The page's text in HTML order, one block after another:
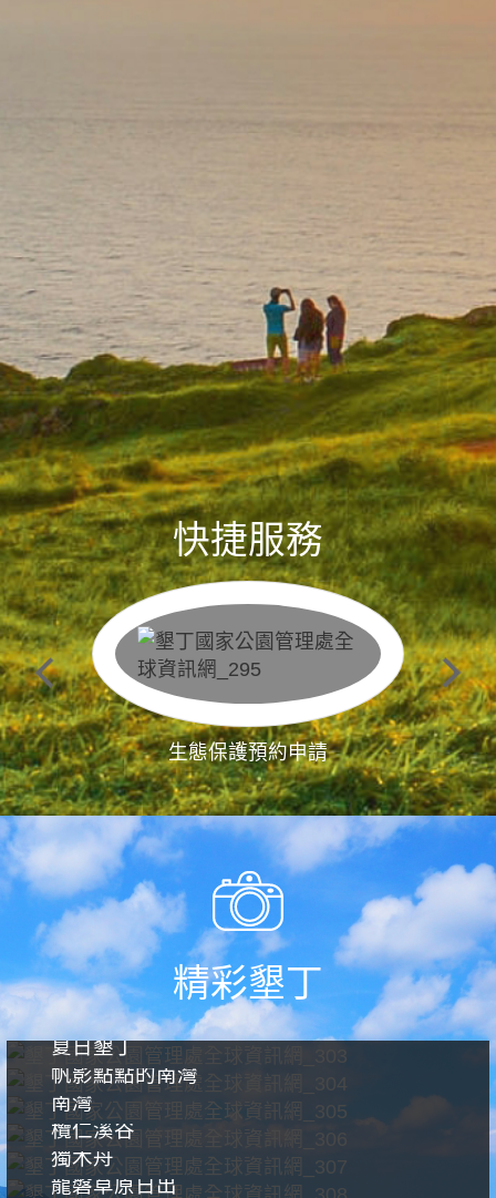
快捷服務
生態保護預約申請
精彩墾丁
夏日墾丁
帆影點點的南灣
南灣
欖仁溪谷
獨木舟
龍磐草原日出